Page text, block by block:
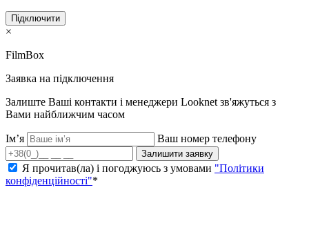
Підключити
×
FilmBox
Заявка на підключення
Залиште Ваші контакти і менеджери Looknet зв'яжуться з
Вами найближчим часом
Ім’я Ваш номер телефону
Залишити заявку
Я прочитав(ла) і погоджуюсь з умовами "Політики
конфіденційності"*